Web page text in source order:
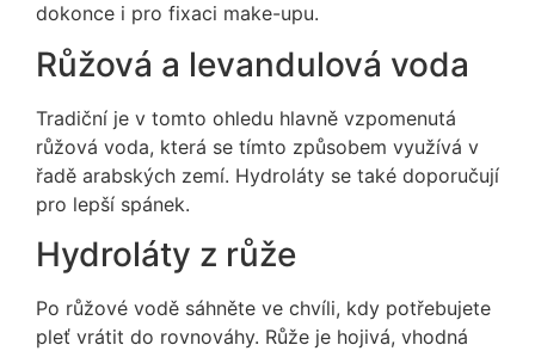
dokonce i pro fixaci make-upu.
Růžová a levandulová voda
Tradiční je v tomto ohledu hlavně vzpomenutá
růžová voda, která se tímto způsobem využívá v
řadě arabských zemí. Hydroláty se také doporučují
pro lepší spánek.
Hydroláty z růže
Po růžové vodě sáhněte ve chvíli, kdy potřebujete
pleť vrátit do rovnováhy. Růže je hojivá, vhodná